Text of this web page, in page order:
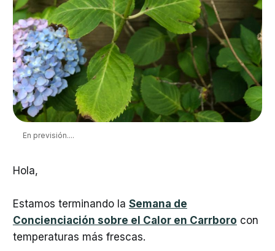
En previsión....
Hola,
Estamos terminando la Semana de
Concienciación sobre el Calor en Carrboro con
temperaturas más frescas.